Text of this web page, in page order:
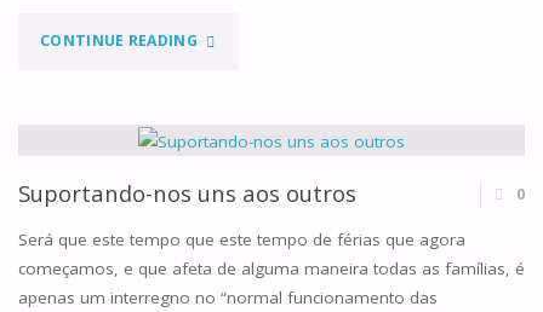
CONTINUE READING"O
DOS
DEDOS"
Suportando-nos uns aos outros 0
Será que este tempo que este tempo de férias que agora
começamos, e que afeta de alguma maneira todas as famílias, é
apenas um interregno no “normal funcionamento das